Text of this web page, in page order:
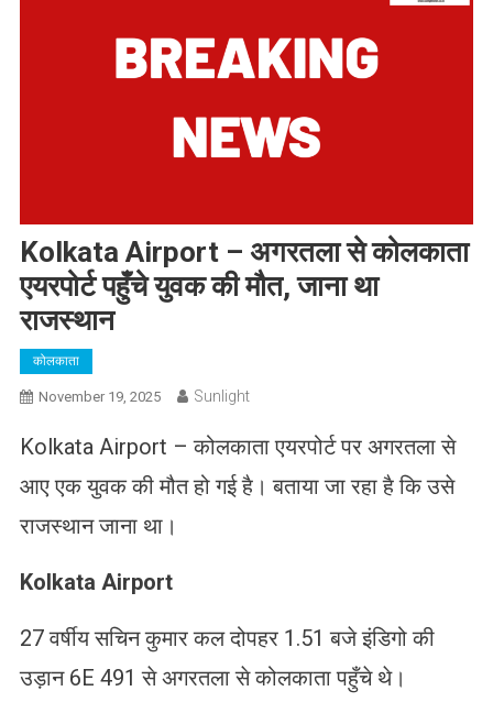
Kolkata Airport – अगरतला से कोलकाता
एयरपोर्ट पहुँचे युवक की मौत, जाना था
राजस्थान
कोलकाता
November 19, 2025 Sunlight
Kolkata Airport – कोलकाता एयरपोर्ट पर अगरतला से
आए एक युवक की मौत हो गई है। बताया जा रहा है कि उसे
राजस्थान जाना था।
Kolkata Airport
27 वर्षीय सचिन कुमार कल दोपहर 1.51 बजे इंडिगो की
उड़ान 6E 491 से अगरतला से कोलकाता पहुँचे थे।